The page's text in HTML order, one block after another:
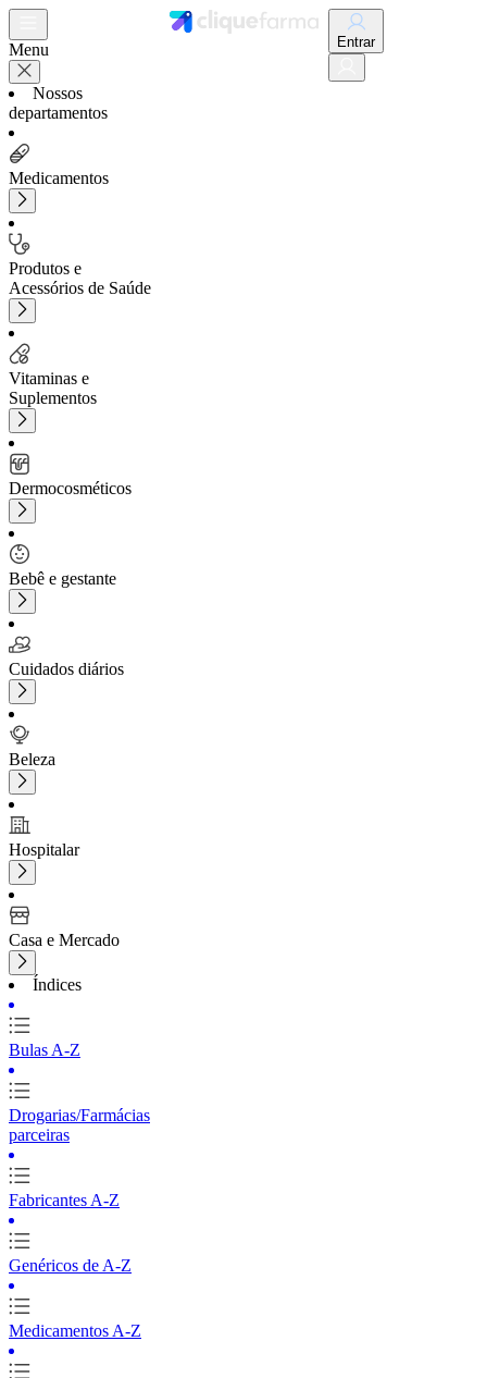
Menu
Nossos
departamentos
Medicamentos
Produtos e
Acessórios de Saúde
Vitaminas e
Suplementos
Dermocosméticos
Bebê e gestante
Cuidados diários
Beleza
Hospitalar
Casa e Mercado
Índices
Bulas A-Z
Drogarias/Farmácias
parceiras
Fabricantes A-Z
Genéricos de A-Z
Medicamentos A-Z
Entrar